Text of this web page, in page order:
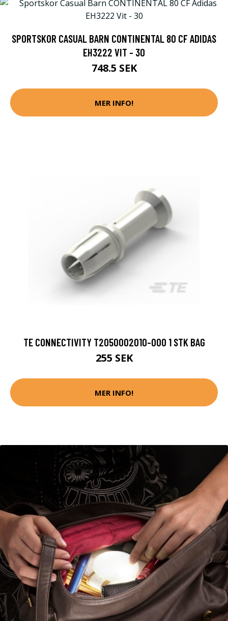
SPORTSKOR CASUAL BARN CONTINENTAL 80 CF ADIDAS
EH3222 VIT - 30
748.5 SEK
MER INFO!
TE CONNECTIVITY T2050002010-000 1 STK BAG
255 SEK
MER INFO!